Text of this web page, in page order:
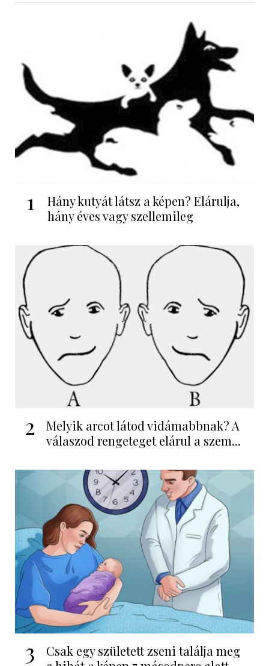
1
Hány kutyát látsz a képen? Elárulja,
hány éves vagy szellemileg
2
Melyik arcot látod vidámabbnak? A
válaszod rengeteget elárul a szem...
3
Csak egy született zseni találja meg